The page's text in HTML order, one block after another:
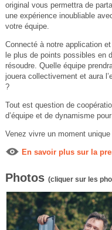
original vous permettra de
une expérience inoubliable
votre équipe.
Connecté à notre application
le plus de points possibles en
résoudre. Quelle équipe
jouera collectivement et aura
?
Tout est question de
d’équipe et de dynamisme
Venez vivre un moment
En savoir plus sur la
Photos (cliquer sur les